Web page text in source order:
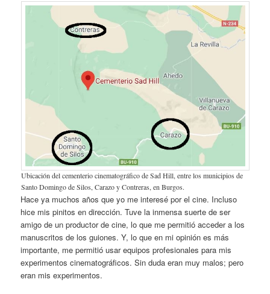
Ubicación del cementerio cinematográfico de Sad Hill, entre los municipios de
Santo Domingo de Silos, Carazo y Contreras, en Burgos.
Hace ya muchos años que yo me interesé por el cine. Incluso
hice mis pinitos en dirección. Tuve la inmensa suerte de ser
amigo de un productor de cine, lo que me permitió acceder a los
manuscritos de los guiones. Y, lo que en mi opinión es más
importante, me permitió usar equipos profesionales para mis
experimentos cinematográficos. Sin duda eran muy malos; pero
eran mis experimentos.